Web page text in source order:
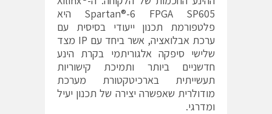
Spartan®-6 FPGA SP605 היא
פלטפורמת תכנון ייעודי בסיסית עם
ערכת אבלואציה, אשר ביחד עם IP מצד
שלישי סיפקה אלגוריתמי בקרת הינע
חדשניים ביותר ותמיכת קישוריות
תעשייתית בארכיטקטורת מערכת
מודולרית שאפשרה יצירה של תכנון יעיל
ומדרגי.